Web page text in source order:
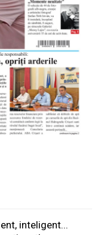
inteligent...